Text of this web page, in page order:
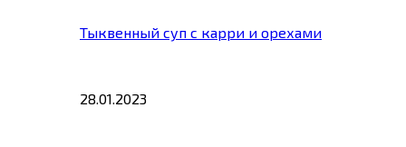
Тыквенный суп с карри и орехами
28.01.2023